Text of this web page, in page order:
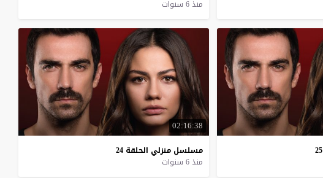
منذ 6 سنوات
25
02:16:38
مسلسل منزلي الحلقة 24
منذ 6 سنوات